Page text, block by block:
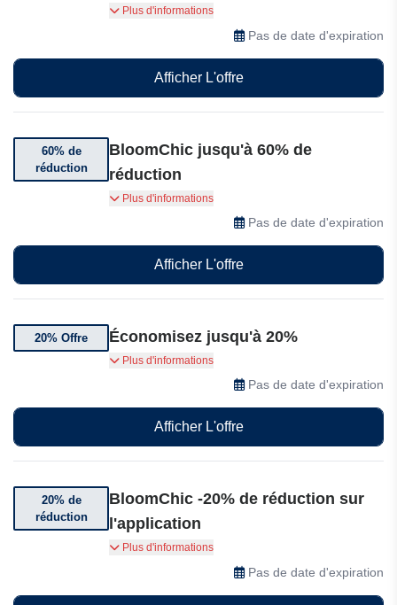
Jusqu'à 50% de réduction sur l'ensemble de
Plus d'informations
Pas de date d'expiration
Afficher L'offre
60% de
réduction
BloomChic jusqu'à 60% de
réduction
Jusqu'à 60% de réduction sur une sélection
Plus d'informations
Pas de date d'expiration
Afficher L'offre
20% Offre Économisez jusqu'à 20%
Jusqu'à 20% de réduction sur une sélection de
produits chez BloomChic.
Plus d'informations
Pas de date d'expiration
Afficher L'offre
20% de
réduction
BloomChic -20% de réduction sur
l'application
Téléchargez l'application et bénéficiez de 20%
de réduction sur votre commande
Plus d'informations
Pas de date d'expiration